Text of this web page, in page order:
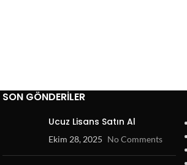
SON GÖNDERILER
Ucuz Lisans Satın Al
Ekim 28, 2025 No Comments